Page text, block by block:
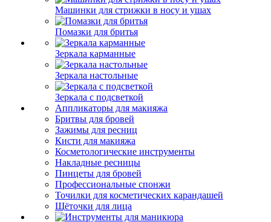
Машинки для стрижки в носу и ушах
Помазки для бритья
Зеркала карманные
Зеркала настольные
Зеркала с подсветкой
Аппликаторы для макияжа
Бритвы для бровей
Зажимы для ресниц
Кисти для макияжа
Косметологические инструменты
Накладные ресницы
Пинцеты для бровей
Профессиональные спонжи
Точилки для косметических карандашей
Щёточки для лица